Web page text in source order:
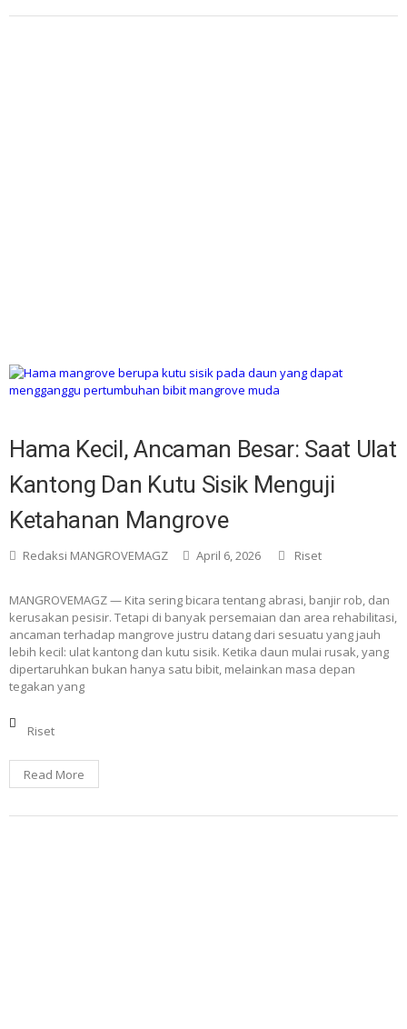
Hama Kecil, Ancaman Besar: Saat Ulat
Kantong Dan Kutu Sisik Menguji
Ketahanan Mangrove
Redaksi MANGROVEMAGZ April 6, 2026 Riset
MANGROVEMAGZ — Kita sering bicara tentang abrasi, banjir rob, dan
kerusakan pesisir. Tetapi di banyak persemaian dan area rehabilitasi,
ancaman terhadap mangrove justru datang dari sesuatu yang jauh
lebih kecil: ulat kantong dan kutu sisik. Ketika daun mulai rusak, yang
dipertaruhkan bukan hanya satu bibit, melainkan masa depan
tegakan yang
Riset
Read More